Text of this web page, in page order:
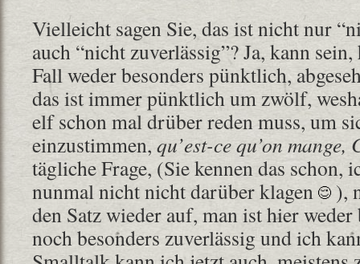
Vielleicht sagen Sie, das ist nicht nur
auch “nicht zuverlässig”? Ja, kann
Fall weder besonders pünktlich,
das ist immer pünktlich um zwölf,
elf schon mal drüber reden muss, um
einzustimmen,qu’est-ce qu’on mange,
tägliche Frage, (Sie kennen das schon,
nunmal nicht nicht darüber klagen
),
den Satz wieder auf, man ist hier
noch besonders zuverlässig und ich